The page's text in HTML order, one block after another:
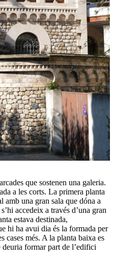
que sostenen una galeria.
a les corts. La primera planta
amb una gran sala que dóna a
accedeix a través d’una gran
estava destinada,
hi ha avui dia és la formada per
cases més. A la planta baixa es
deuria formar part de l’edifici